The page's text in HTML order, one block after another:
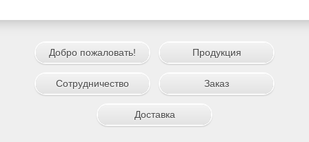
Добро пожаловать! Продукция
Сотрудничество Заказ
Доставка